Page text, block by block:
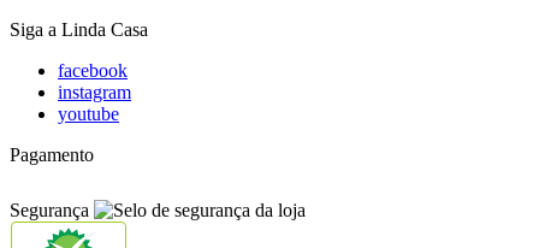
Siga a Linda Casa
facebook
instagram
youtube
Pagamento
Segurança